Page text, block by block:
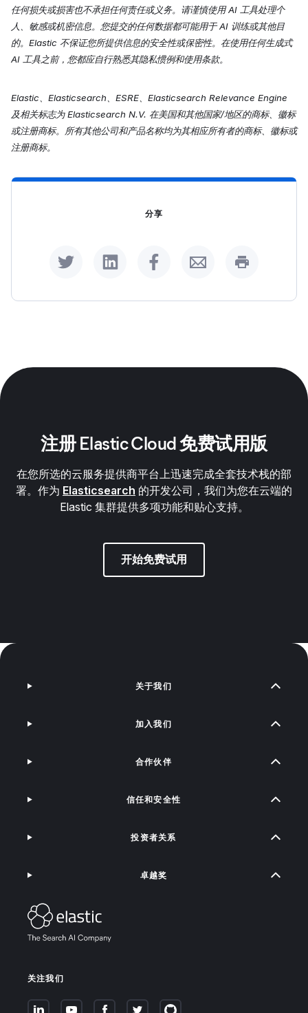
任何损失或损害也不承担任何责任或义务。请谨慎使用 AI 工具处理个
人、敏感或机密信息。您提交的任何数据都可能用于 AI 训练或其他目
的。Elastic 不保证您所提供信息的安全性或保密性。在使用任何生成式
AI 工具之前，您都应自行熟悉其隐私惯例和使用条款。
Elastic、Elasticsearch、ESRE、Elasticsearch Relevance Engine
及相关标志为 Elasticsearch N.V. 在美国和其他国家/地区的商标、徽标
或注册商标。所有其他公司和产品名称均为其相应所有者的商标、徽标或
注册商标。
分享
Share on TwitterShare on LinkedIn
Share on Facebook
Share by Email
Print this
注册 Elastic Cloud 免费试用版
在您所选的云服务提供商平台上迅速完成全套技术栈的部
署。作为 Elasticsearch 的开发公司，我们为您在云端的
Elastic 集群提供多项功能和贴心支持。
开始免费试用
关注我们
关于我们
加入我们
合作伙伴
信任和安全性
投资者关系
卓越奖